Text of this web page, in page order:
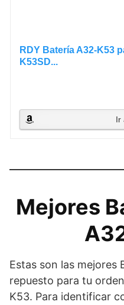
RDY Batería A32-K53
K53SD...
Ir
Mejores
Estas son las mejores
repuesto para tu
K53. Para identificar